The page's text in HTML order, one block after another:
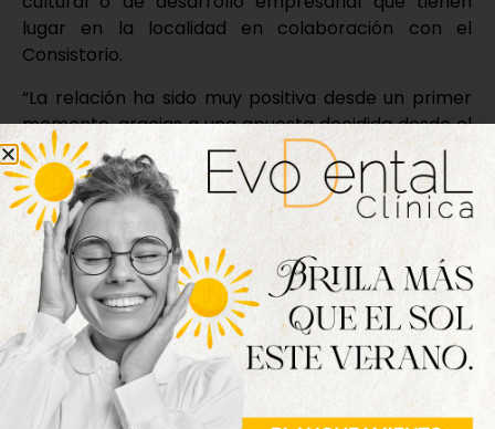
lugar en la localidad en colaboración con el
Consistorio.
“La relación ha sido muy positiva desde un primer
momento, gracias a una apuesta decidida desde el
Ayuntamiento por la energía eólica pero también a
la óptima disposición de Nadara a la hora de poner
en valor nuestro entorno y potenciar en todos los
ámbitos el municipio. Estamos encantados de
recibir este galardón y esperamos que esta
colaboración, que sirve de claro ejemplo de las
ventajas que aporta la cooperación público-
privada, pueda mantenerse por muchos años para
beneficio de todos los tordesillanos”, concluye el
primer edil.